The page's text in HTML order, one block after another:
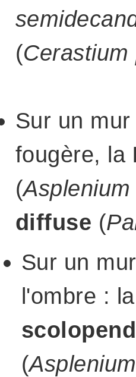
(
Sur un
fougère, la
(
diffuse (
Sur un
l'ombre :
(Asplenium